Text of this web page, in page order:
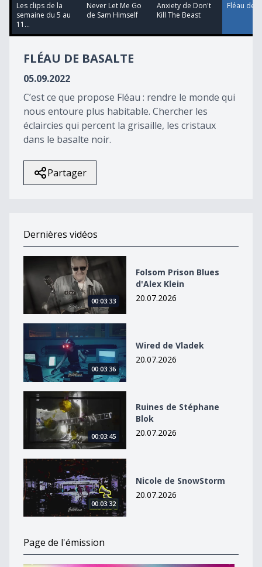
22
minutes,
11
seconds
Les clips de la
semaine du 5 au
11...
Never Let Me Go
de Sam Himself
Anxiety de Don't
Kill The Beast
Fléau de
FLÉAU DE BASALTE
05.09.2022
C’est ce que propose Fléau : rendre le monde qui
nous entoure plus habitable. Chercher les
éclaircies qui percent la grisaille, les cristaux
dans le basalte noir.
Partager
Dernières vidéos
Folsom Prison Blues d&#039;Alex Klein
00:03:33
Folsom Prison Blues
d'Alex Klein
20.07.2026
Wired de Vladek
00:03:36
Wired de Vladek
20.07.2026
Ruines de Stéphane Blok
00:03:45
Ruines de Stéphane
Blok
20.07.2026
Nicole de SnowStorm
00:03:32
Nicole de SnowStorm
20.07.2026
Page de l'émission